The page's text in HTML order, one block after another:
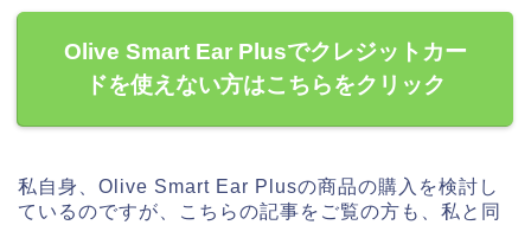
Olive Smart Ear Plusでクレジットカー
ドを使えない方はこちらをクリック
私自身、Olive Smart Ear Plusの商品の購入を検討し
ているのですが、こちらの記事をご覧の方も、私と同